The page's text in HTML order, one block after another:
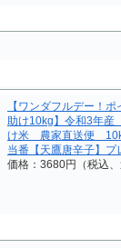
【ワンダフルデー！
助け10kg】令和3年
け米 農家直送便
当番【天鷹唐辛子】プ
価格：3680円（税込